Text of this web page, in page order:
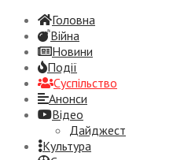
Головна
Війна
Новини
Події
Суспiльство
Анонси
Відео
Дайджест
Культура